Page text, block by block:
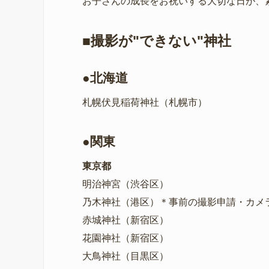
■撮影が"できない"神社
●北海道
札幌伏見稲荷神社（札幌市）
●関東
東京都
明治神宮（渋谷区）
乃木神社（港区）＊事前の撮影申請・カ
赤城神社（新宿区）
花園神社（新宿区）
大鳥神社（目黒区）